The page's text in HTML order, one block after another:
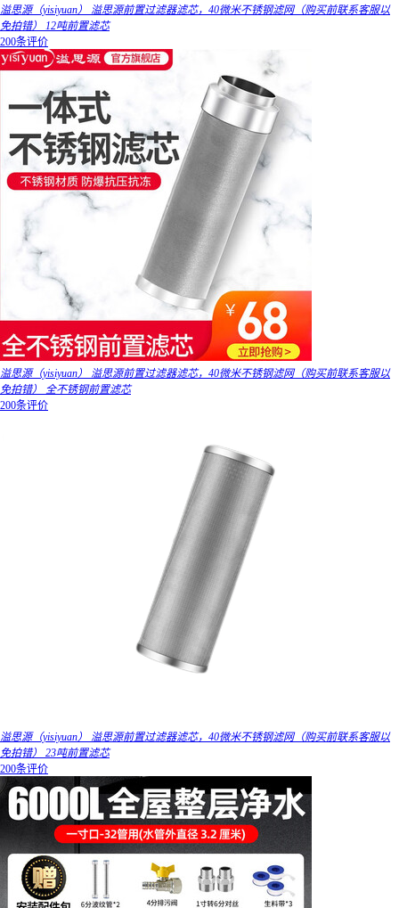
溢思源（yisiyuan） 溢思源前置过滤器滤芯，40微米不锈钢滤网（购买前联系客服以
免拍错） 12吨前置滤芯
200条评价
溢思源（yisiyuan） 溢思源前置过滤器滤芯，40微米不锈钢滤网（购买前联系客服以
免拍错） 全不锈钢前置滤芯
200条评价
溢思源（yisiyuan） 溢思源前置过滤器滤芯，40微米不锈钢滤网（购买前联系客服以
免拍错） 23吨前置滤芯
200条评价